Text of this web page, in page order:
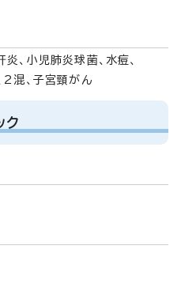
、小児肺炎球菌、水痘、
2混、子宮頸がん
ク